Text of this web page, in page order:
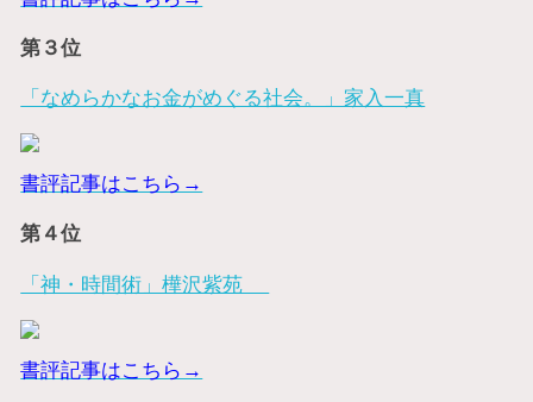
第３位
「なめらかなお金がめぐる社会。」家入一真
書評記事はこちら→
第４位
「神・時間術」樺沢紫苑
書評記事はこちら→